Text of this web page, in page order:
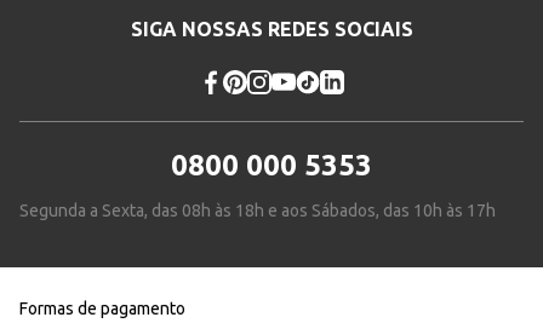
SIGA NOSSAS REDES SOCIAIS
0800 000 5353
Segunda a Sexta, das 08h às 18h e aos Sábados, das 10h às 17h
Formas de pagamento